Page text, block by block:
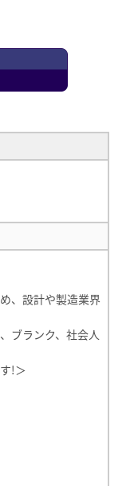
、設計や製造業界
ブランク、社会人
!＞